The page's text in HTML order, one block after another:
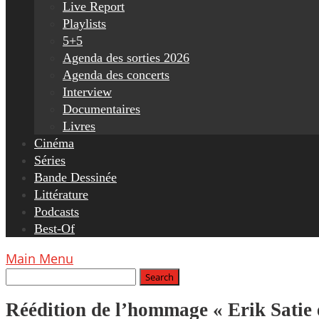
Live Report
Playlists
5+5
Agenda des sorties 2026
Agenda des concerts
Interview
Documentaires
Livres
Cinéma
Séries
Bande Dessinée
Littérature
Podcasts
Best-Of
Main Menu
Réédition de l’hommage « Erik Satie